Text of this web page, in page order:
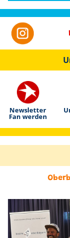
Newsletter
Fan werden